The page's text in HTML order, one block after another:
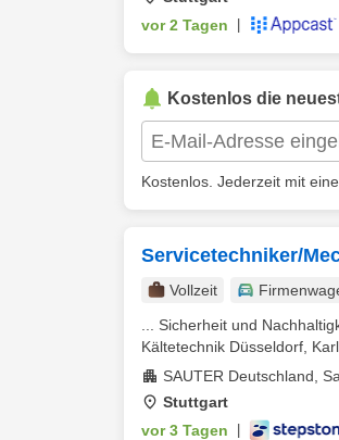
vor 2 Tagen
Kostenlos die
Kostenlos. Jederzeit mit
Servicetechniker/
Vollzeit
... Sicherheit und
Kältetechnik Düsseldorf,
SAUTER Deutschland,
Stuttgart
vor 3 Tagen